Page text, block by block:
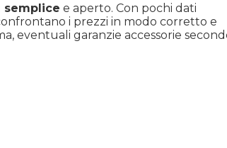
semplice e aperto. Con pochi dati
i prezzi in modo corretto e
eventuali garanzie accessorie